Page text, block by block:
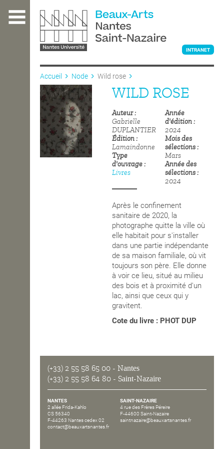
contenu
L'ÉCOLE
ENSEIGNEMENT
INTRANET
Accueil Node Wild rose
WILD ROSE
Auteur
Gabrielle
DUPLANTIER
Édition
Lamaindonne
Type
d'ouvrage
Livres
Année
d'édition
2024
Mois des
sélections
Mars
Année des
sélections
2024
Après le confinement
sanitaire de 2020, la
photographe quitte la ville où
elle habitait pour s'installer
dans une partie indépendante
de sa maison familiale, où vit
toujours son père. Elle donne
à voir ce lieu, situé au milieu
des bois et à proximité d'un
lac, ainsi que ceux qui y
gravitent.
Cote du livre : PHOT DUP
(+33) 2 55 58 65 00 - Nantes
(+33) 2 55 58 64 80 - Saint-Nazaire
NANTES
2 allée Frida-Kahlo
CS 56340
F-44263 Nantes cedex 02
contact@beauxartsnantes.fr
SAINT-NAZAIRE
4 rue des Frères Péreire
F-44600 Saint-Nazaire
saintnazaire@beauxartsnantes.fr